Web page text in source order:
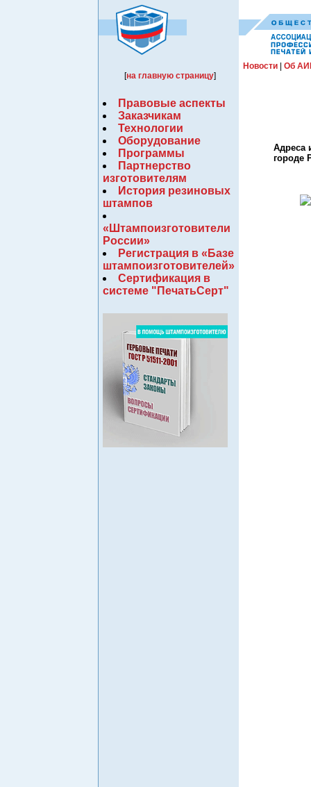
[на главную страницу]
Новости Об
Правовые аспекты
Заказчикам
Технологии
Оборудование
Программы
Партнерство
изготовителям
История резиновых
штампов
«Штампоизготовители
России»
Регистрация в «Базе
штампоизготовителей»
Сертификация в
системе "ПечатьСерт"
Адреса
городе